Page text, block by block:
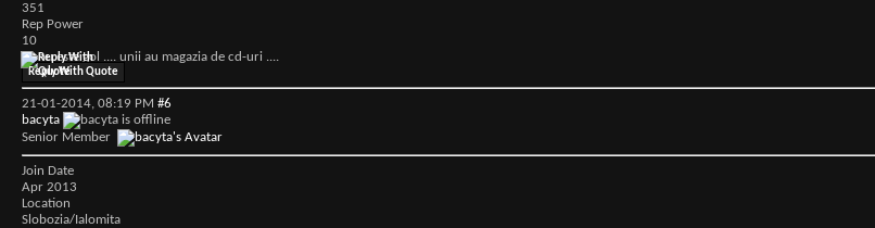
351
Rep Power
10
.... nu este gol .... unii au magazia de cd-uri ....
Reply With Quote
21-01-2014, 08:19 PM #6
bacyta
Senior Member
Join Date
Apr 2013
Location
Slobozia/Ialomita